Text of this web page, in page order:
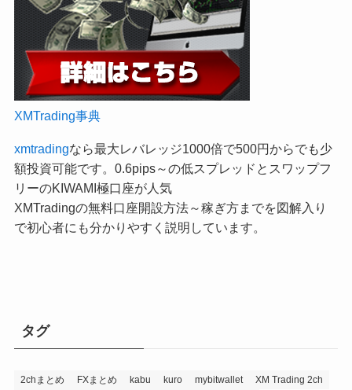
XMTrading事典
xmtradingなら最大レバレッジ1000倍で500円からでも少
額投資可能です。0.6pips～の低スプレッドとスワップフ
リーのKIWAMI極口座が人気
XMTradingの無料口座開設方法～稼ぎ方までを図解入り
で初心者にも分かりやすく説明しています。
タグ
2chまとめ FXまとめ kabu kuro mybitwallet XM Trading 2ch